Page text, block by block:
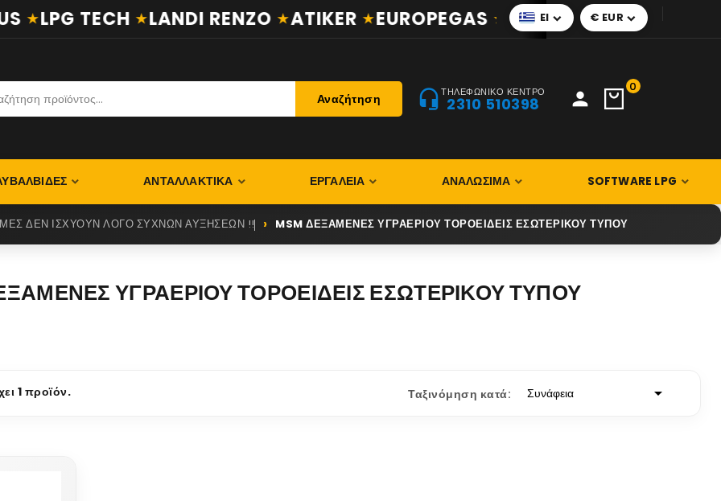
LPG TECH LANDI RENZO ATIKER EUROPEGAS BIGAS TARTARINI
El  € EUR 
Αναζήτηση headset_mic ΤΗΛΕΦΩΝΙΚΟ ΚΕΝΤΡΟ
2310 510398 person
0
ΑΝΤΑΛΛΑΚΤΙΚΆ ΕΡΓΑΛΕΊΑ ΑΝΑΛΏΣΙΜΑ SOFTWARE LPG
ΔΕΝ ΙΣΧΥΟΥΝ ΛΟΓΟ ΣΥΧΝΩΝ ΑΥΞΗΣΕΩΝ !! MSM ΔΕΞΑΜΕΝΕΣ ΥΓΡΑΕΡΙΟΥ ΤΟΡΟΕΙΔΕΙΣ ΕΣΩΤΕΡΙΚΟΥ ΤΥΠΟΥ
ΥΓΡΑΕΡΙΟΥ ΤΟΡΟΕΙΔΕΙΣ ΕΣΩΤΕΡΙΚΟΥ ΤΥΠΟΥ
1 προϊόν. Ταξινόμηση κατά: Συνάφεια 